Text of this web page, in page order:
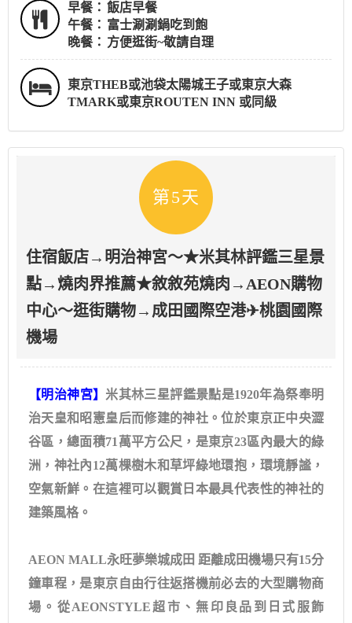
早餐： 飯店早餐
午餐： 富士涮涮鍋吃到飽
晚餐： 方便逛街~敬請自理
東京THEB或池袋太陽城王子或東京大森
TMARK或東京ROUTEN INN 或同級
第5天
住宿飯店→明治神宮～★米其林評鑑三星景
點→燒肉界推薦★敘敘苑燒肉→AEON購物
中心～逛街購物→成田國際空港✈桃園國際
機場
【明治神宮】 米其林三星評鑑景點是1920年為祭奉明
治天皇和昭憲皇后而修建的神社。位於東京正中央澀
谷區，總面積71萬平方公尺，是東京23區內最大的綠
洲，神社內12萬棵樹木和草坪綠地環抱，環境靜謐，
空氣新鮮。在這裡可以觀賞日本最具代表性的神社的
建築風格。
AEON MALL永旺夢樂城成田 距離成田機場只有15分
鐘車程，是東京自由行往返搭機前必去的大型購物商
場。從AEONSTYLE超市、無印良品到日式服飾